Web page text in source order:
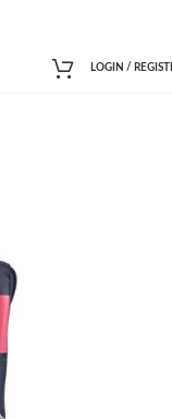
LOGIN /